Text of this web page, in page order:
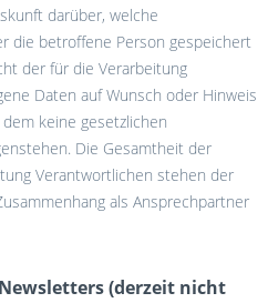
darüber, welche
die betroffene Person gespeichert
der für die Verarbeitung
Daten auf Wunsch oder Hinweis
keine gesetzlichen
Die Gesamtheit der
Verantwortlichen stehen der
als Ansprechpartner
(derzeit nicht